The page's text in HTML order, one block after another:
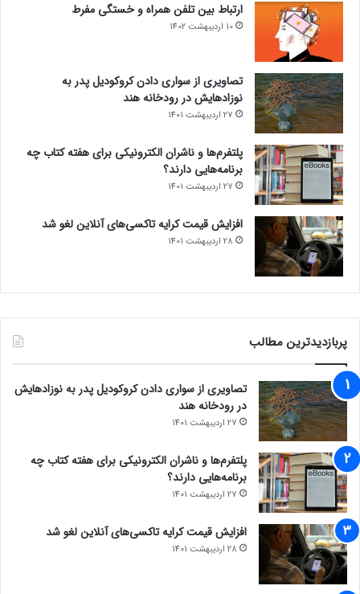
ارتباط بین تلفن همراه و خستگی مفرط
10 اردیبهشت 1402
تصاویری از سواری دادن کروکودیل پدر به
نوزادهایش در رودخانه هند
27 اردیبهشت 1401
پلتفرم‌ها و ناشران الکترونیکی برای هفته کتاب چه
برنامه‌هایی دارند؟
27 اردیبهشت 1401
افزایش قیمت کرایه تاکسی‌های آنلاین لغو شد
28 اردیبهشت 1401
پربازدیدترین مطالب
تصاویری از سواری دادن کروکودیل پدر به نوزادهایش
در رودخانه هند
27 اردیبهشت 1401
پلتفرم‌ها و ناشران الکترونیکی برای هفته کتاب چه
برنامه‌هایی دارند؟
27 اردیبهشت 1401
افزایش قیمت کرایه تاکسی‌های آنلاین لغو شد
28 اردیبهشت 1401